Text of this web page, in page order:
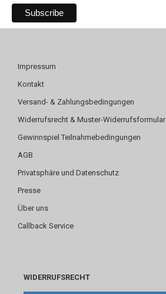
Impressum
Kontakt
Versand- & Zahlungsbedingungen
Widerrufsrecht & Muster-Widerrufsformular
Gewinnspiel Teilnahmebedingungen
AGB
Privatsphäre und Datenschutz
Presse
Über uns
Callback Service
WIDERRUFSRECHT